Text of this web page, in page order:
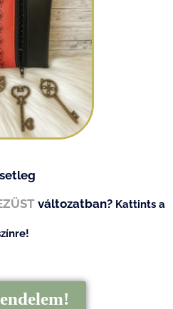
változatban? Kattints a